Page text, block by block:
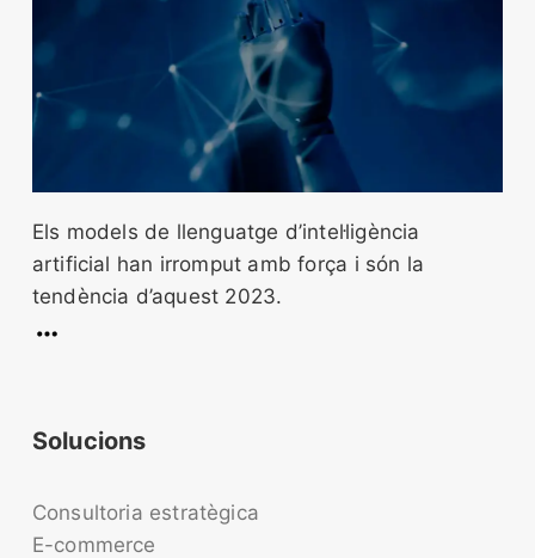
Els models de llenguatge d’intel·ligència
artificial han irromput amb força i són la
tendència d’aquest 2023.
Solucions
Consultoria estratègica
E-commerce